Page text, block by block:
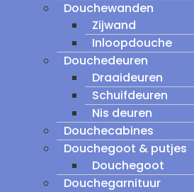
Douchewanden
Zijwand
Inloopdouche
Douchedeuren
Draaideuren
Schuifdeuren
Nis deuren
Douchecabines
Douchegoot & putjes
Douchegoot
Douchegarnituur